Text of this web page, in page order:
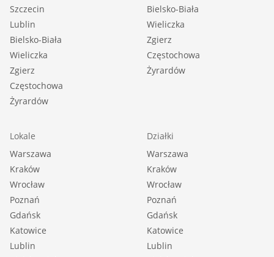
Szczecin
Lublin
Bielsko-Biała
Wieliczka
Zgierz
Częstochowa
Żyrardów
Bielsko-Biała
Wieliczka
Zgierz
Częstochowa
Żyrardów
Lokale
Warszawa
Kraków
Wrocław
Poznań
Gdańsk
Katowice
Lublin
Działki
Warszawa
Kraków
Wrocław
Poznań
Gdańsk
Katowice
Lublin